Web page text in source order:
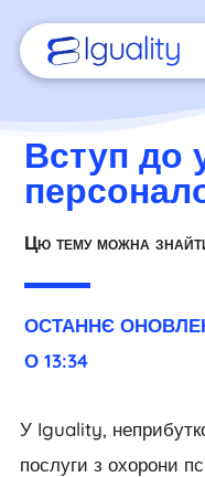
Вступ до
Цю тему можна
ОСТАННЄ
О 13:34
У Iguality,
послуги з охорони